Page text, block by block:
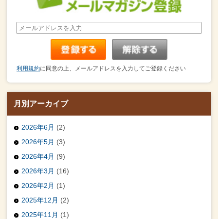
利用規約に同意の上、メールアドレスを入力してご登録ください
月別アーカイブ
2026年6月 (2)
2026年5月 (3)
2026年4月 (9)
2026年3月 (16)
2026年2月 (1)
2025年12月 (2)
2025年11月 (1)